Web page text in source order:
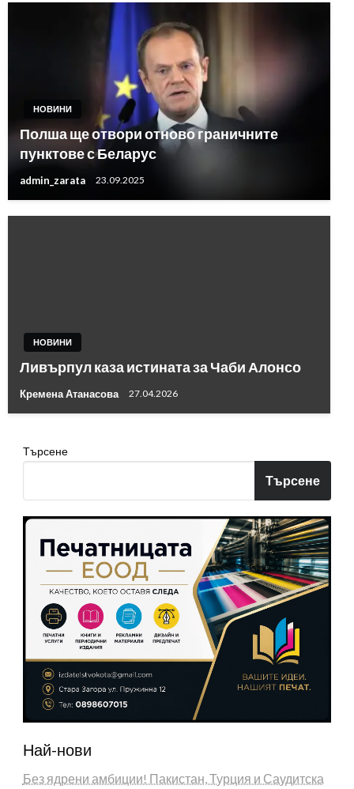
НОВИНИ
Полша ще отвори отново граничните
пунктове с Беларус
admin_zarata 23.09.2025
НОВИНИ
Ливърпул каза истината за Чаби Алонсо
Кремена Атанасова 27.04.2026
Търсене
Търсене
Най-нови
Без ядрени амбиции! Пакистан, Турция и Саудитска